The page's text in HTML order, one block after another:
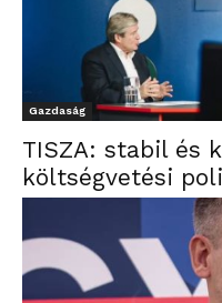
Gazdaság
TISZA: stabil és
költségvetési